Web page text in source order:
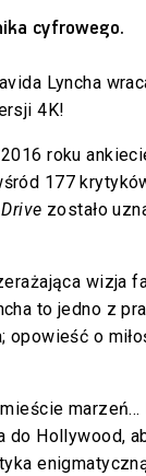
cyfrowego.
Lyncha
4K!
roku
177
zostało
wizja
to jedno z
opowieść o
do Hollywood,